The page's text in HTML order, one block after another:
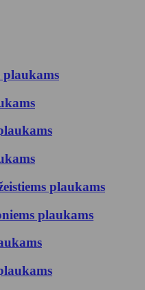
plaukams
plaukams
plaukams